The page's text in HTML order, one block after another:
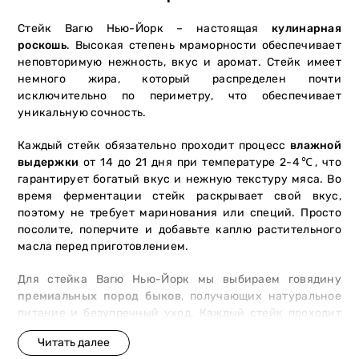
Стейк Вагю Нью-Йорк – настоящая кулинарная
роскошь. Высокая степень мраморности обеспечивает
неповторимую нежность, вкус и аромат. Стейк имеет
немного жира, который распределен почти
исключительно по периметру, что обеспечивает
уникальную сочность.
Каждый стейк обязательно проходит процесс влажной
выдержки от 14 до 21 дня при температуре 2-4℃, что
гарантирует богатый вкус и нежную текстуру мяса. Во
время ферментации стейк раскрывает свой вкус,
поэтому не требует маринования или специй. Просто
посолите, поперчите и добавьте каплю растительного
масла перед приготовлением.
Для стейка Вагю Нью-Йорк мы выбираем говядину
премиальных пород быков, получающих натуральное
питание и безупречный уход. Каждый стейк проходит
проверку на соответствие высоким стандартам
качества и вкуса.